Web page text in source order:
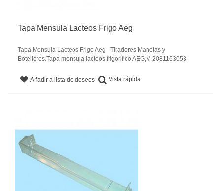
Tapa Mensula Lacteos Frigo Aeg
Tapa Mensula Lacteos Frigo Aeg - Tiradores Manetas y
Botelleros.Tapa mensula lacteos frigorifico AEG,M 2081163053
Añadir a lista de deseos Vista rápida